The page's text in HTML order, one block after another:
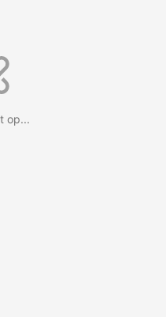
op...